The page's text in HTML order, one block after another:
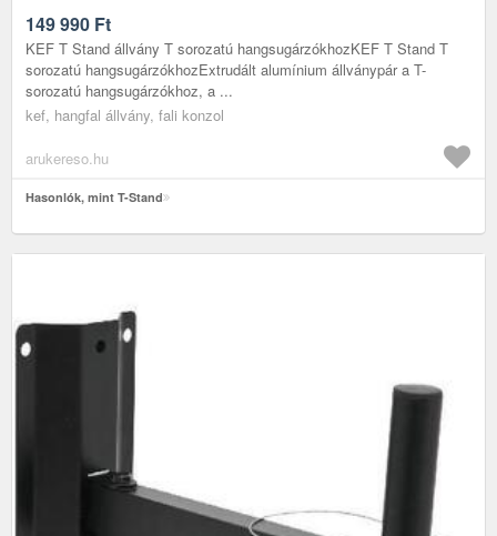
149 990 Ft
KEF T Stand állvány T sorozatú hangsugárzókhozKEF T Stand T
sorozatú hangsugárzókhozExtrudált alumínium állványpár a T-
sorozatú hangsugárzókhoz, a ...
kef, hangfal állvány, fali konzol
arukereso.hu
Hasonlók, mint T-Stand